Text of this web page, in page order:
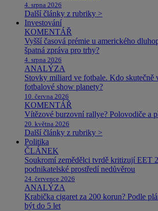
4. srpna 2026
Další články z rubriky >
Investování
KOMENTÁŘ
Vyšší časová prémie u amerického
špatná zpráva pro trhy?
4. srpna 2026
ANALÝZA
Stovky miliard ve fotbale. Kdo skutečně
fotbalové show planety?
10. června 2026
KOMENTÁŘ
Vítězové burzovní rallye? Polovodiče a
20. května 2026
Další články z rubriky >
Politika
ČLÁNEK
Soukromí zemědělci tvrdě kritizují EET
podnikatelské prostředí nedůvěrou
24. července 2026
ANALÝZA
Krabička cigaret za 200 korun? Podle
být do 5 let